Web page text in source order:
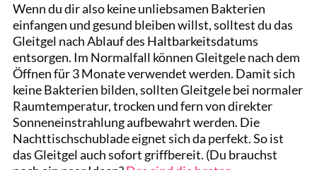
Wenn du dir also keine unliebsamen Bakterien
einfangen und gesund bleiben willst, solltest du das
Gleitgel nach Ablauf des Haltbarkeitsdatums
entsorgen. Im Normalfall können Gleitgele nach dem
Öffnen für 3 Monate verwendet werden. Damit sich
keine Bakterien bilden, sollten Gleitgele bei normaler
Raumtemperatur, trocken und fern von direkter
Sonneneinstrahlung aufbewahrt werden. Die
Nachttischschublade eignet sich da perfekt. So ist
das Gleitgel auch sofort griffbereit. (Du brauchst